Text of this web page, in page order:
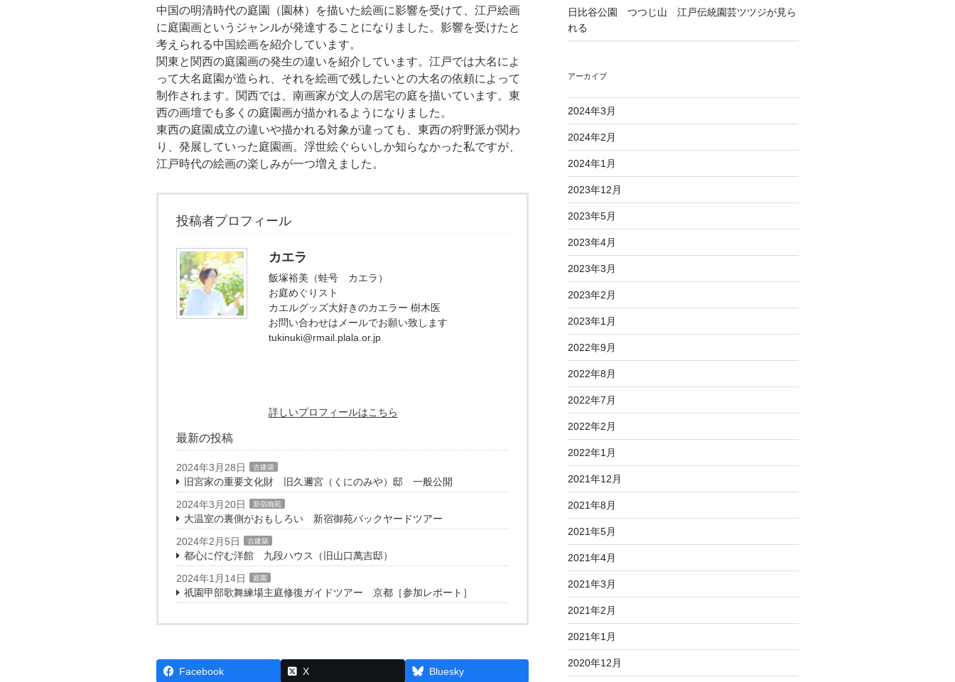
中国の明清時代の庭園（園林）を描いた絵画に影響を受けて、江戸絵画
に庭園画というジャンルが発達することになりました。影響を受けたと
考えられる中国絵画を紹介しています。
関東と関西の庭園画の発生の違いを紹介しています。江戸では大名によ
って大名庭園が造られ、それを絵画で残したいとの大名の依頼によって
制作されます。関西では、南画家が文人の居宅の庭を描いています。東
西の画壇でも多くの庭園画が描かれるようになりました。
東西の庭園成立の違いや描かれる対象が違っても、東西の狩野派が関わ
り、発展していった庭園画。浮世絵ぐらいしか知らなかった私ですが、
江戸時代の絵画の楽しみが一つ増えました。
投稿者プロフィール
カエラ
飯塚裕美（蛙号 カエラ）
お庭めぐりスト
カエルグッズ大好きのカエラー 樹木医
お問い合わせはメールでお願い致します
tukinuki@rmail.plala.or.jp
詳しいプロフィールはこちら
最新の投稿
2024年3月28日 古建築
旧宮家の重要文化財 旧久邇宮（くにのみや）邸 一般公開
2024年3月20日
新宿御苑
大温室の裏側がおもしろい 新宿御苑バックヤードツアー
2024年2月5日
古建築
都心に佇む洋館 九段ハウス（旧山口萬吉邸）
2024年1月14日
庭園
祇園甲部歌舞練場主庭修復ガイドツアー 京都［参加レポート］
Facebook X Bluesky
日比谷公園 つつじ山 江戸伝統園芸ツツジが見ら
れる
アーカイブ
2024年3月
2024年2月
2024年1月
2023年12月
2023年5月
2023年4月
2023年3月
2023年2月
2023年1月
2022年9月
2022年8月
2022年7月
2022年2月
2022年1月
2021年12月
2021年8月
2021年5月
2021年4月
2021年3月
2021年2月
2021年1月
2020年12月